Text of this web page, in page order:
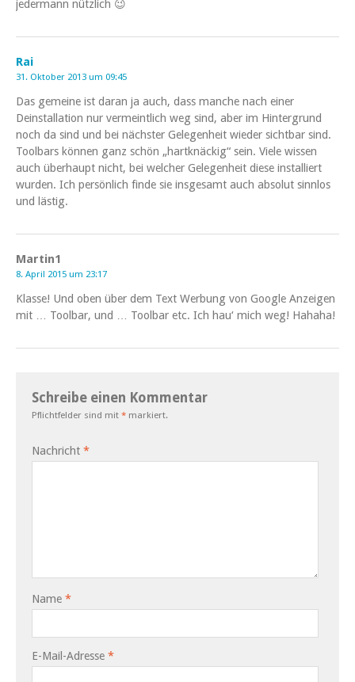
jedermann nützlich 😉
Rai
31. Oktober 2013 um 09:45
Das gemeine ist daran ja auch, dass manche nach einer
Deinstallation nur vermeintlich weg sind, aber im Hintergrund
noch da sind und bei nächster Gelegenheit wieder sichtbar sind.
Toolbars können ganz schön „hartknäckig“ sein. Viele wissen
auch überhaupt nicht, bei welcher Gelegenheit diese installiert
wurden. Ich persönlich finde sie insgesamt auch absolut sinnlos
und lästig.
Martin1
8. April 2015 um 23:17
Klasse! Und oben über dem Text Werbung von Google Anzeigen
mit … Toolbar, und … Toolbar etc. Ich hau‘ mich weg! Hahaha!
Schreibe einen Kommentar
Pflichtfelder sind mit * markiert.
Nachricht *
Name *
E-Mail-Adresse *